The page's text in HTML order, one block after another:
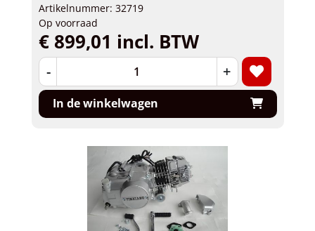
Artikelnummer: 32719
Op voorraad
€ 899,01 incl. BTW
- +
In de winkelwagen